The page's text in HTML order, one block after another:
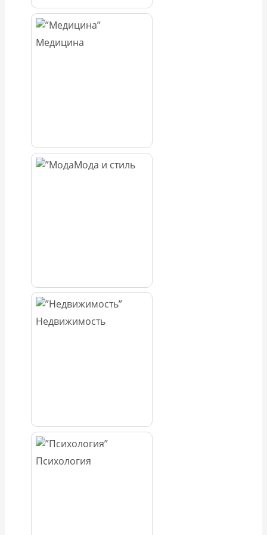
Медицина
Мода и стиль
Недвижимость
Психология